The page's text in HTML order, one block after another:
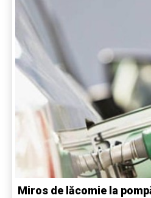
Miros de lăcomie la